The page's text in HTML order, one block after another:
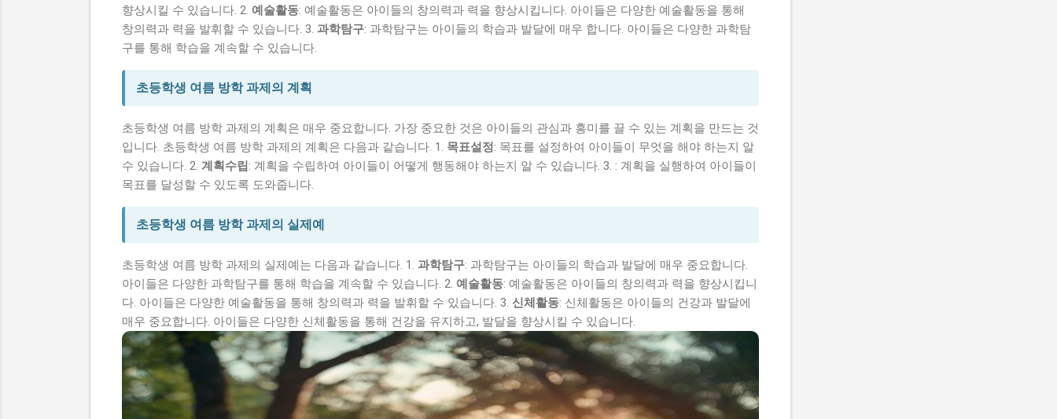
향상시킬 수 있습니다. 2. 예술활동: 예술활동은 아이들의 창의력과 력을 향상시킵니다. 아이들은 다양한 예술활동을 통해
창의력과 력을 발휘할 수 있습니다. 3. 과학탐구: 과학탐구는 아이들의 학습과 발달에 매우 합니다. 아이들은 다양한 과학탐
구를 통해 학습을 계속할 수 있습니다.
초등학생 여름 방학 과제의 계획
초등학생 여름 방학 과제의 계획은 매우 중요합니다. 가장 중요한 것은 아이들의 관심과 흥미를 끌 수 있는 계획을 만드는 것
입니다. 초등학생 여름 방학 과제의 계획은 다음과 같습니다. 1. 목표설정: 목표를 설정하여 아이들이 무엇을 해야 하는지 알
수 있습니다. 2. 계획수립 : 계획을 수립하여 아이들이 어떻게 행동해야 하는지 알 수 있습니다. 3. : 계획을 실행하여 아이들이
목표를 달성할 수 있도록 도와줍니다.
초등학생 여름 방학 과제의 실제예
초등학생 여름 방학 과제의 실제예는 다음과 같습니다. 1. 과학탐구: 과학탐구는 아이들의 학습과 발달에 매우 중요합니다.
아이들은 다양한 과학탐구를 통해 학습을 계속할 수 있습니다. 2. 예술활동: 예술활동은 아이들의 창의력과 력을 향상시킵니
다. 아이들은 다양한 예술활동을 통해 창의력과 력을 발휘할 수 있습니다. 3. 신체활동: 신체활동은 아이들의 건강과 발달에
매우 중요합니다. 아이들은 다양한 신체활동을 통해 건강을 유지하고, 발달을 향상시킬 수 있습니다.